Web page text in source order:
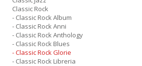
Classic Rock
- Classic Rock Album
- Classic Rock Anni
- Classic Rock Anthology
- Classic Rock Blues
- Classic Rock Glorie
- Classic Rock Libreria